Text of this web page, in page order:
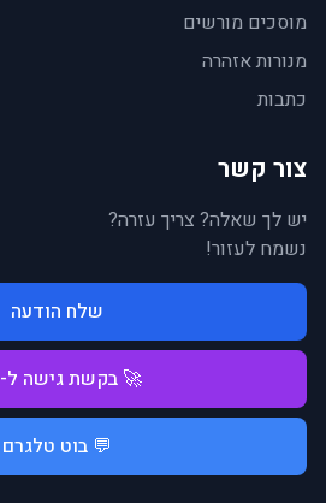
מוסכים מורשים
מנורות אזהרה
כתבות
צור קשר
יש לך שאלה? צריך עזרה?
נשמח לעזור!
שלח הודעה
🚀 בקשת גישה ל-API
💬 בוט טלגרם